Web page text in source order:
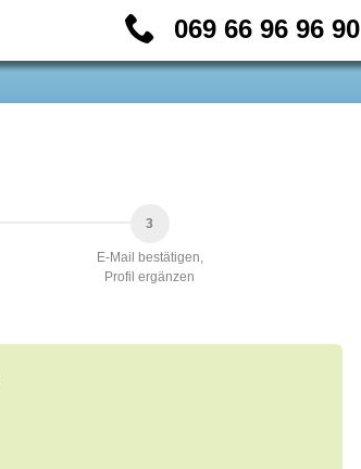
069 66 96 96 90
E-Mail bestätigen,
Profil ergänzen